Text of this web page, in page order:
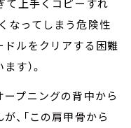
て上手くコピーすれ
なってしまう危険性
ドルをクリアする困難
す）。
ープニングの背中から
、「この肩甲骨から